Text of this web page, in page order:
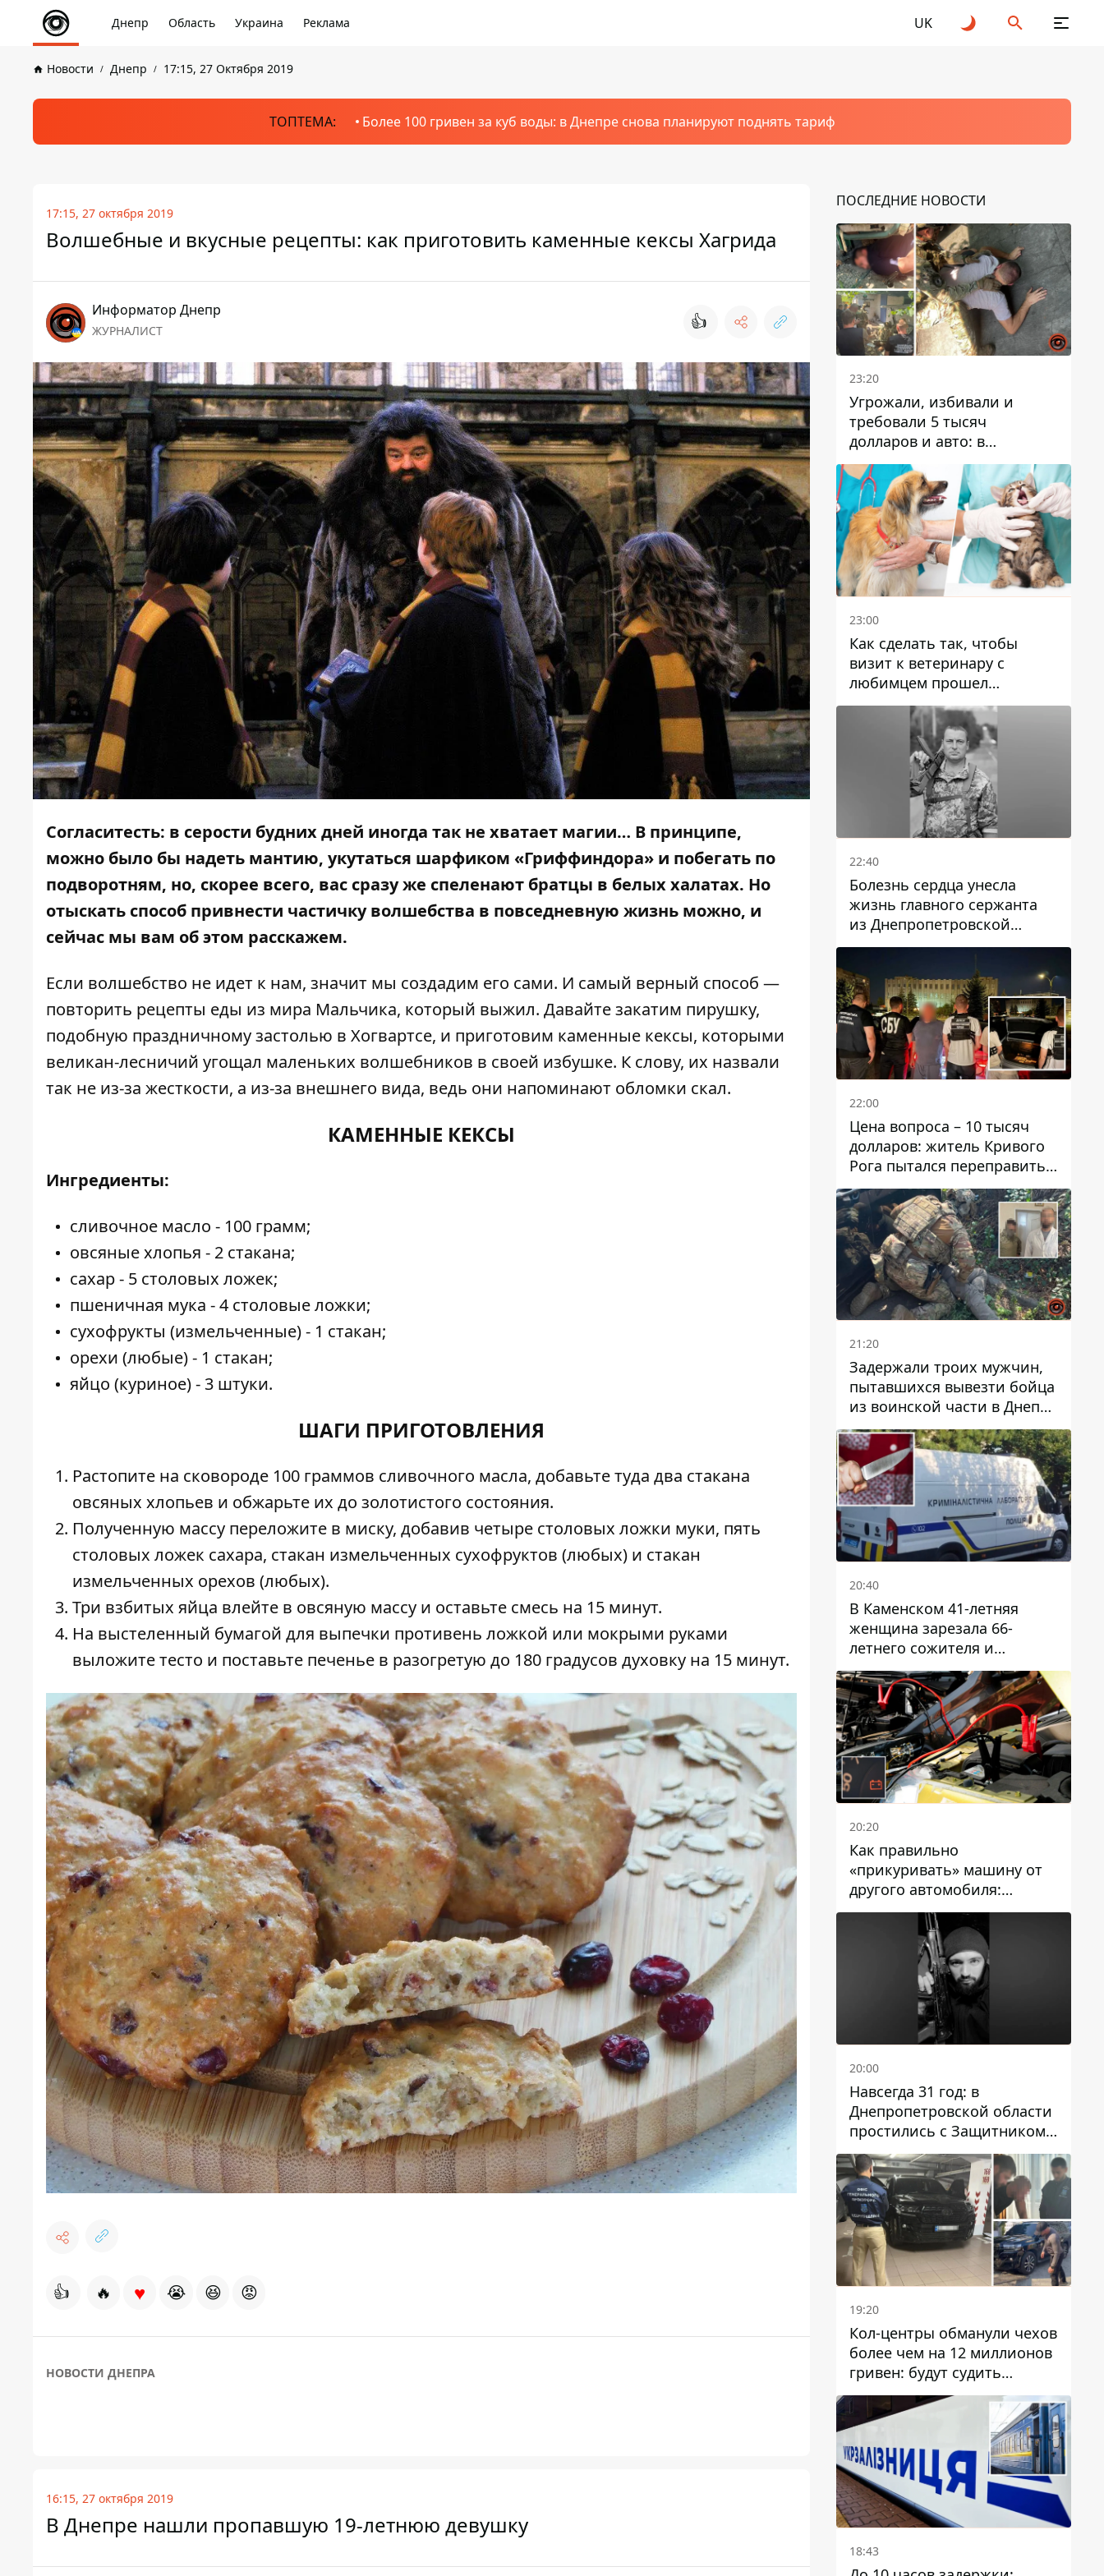
Днепр Область Украина Реклама UK
Новости Днепр 17:15, 27 Октября 2019
ТОПТЕМА: Более 100 гривен за куб воды: в Днепре снова планируют поднять тариф
17:15, 27 октября 2019
Волшебные и вкусные рецепты: как приготовить каменные кексы Хагрида
Информатор Днепр
ЖУРНАЛИСТ 👍
Согласитесть: в серости будних дней иногда так не хватает магии… В принципе,
можно было бы надеть мантию, укутаться шарфиком «Гриффиндора» и побегать по
подворотням, но, скорее всего, вас сразу же спеленают братцы в белых халатах. Но
отыскать способ привнести частичку волшебства в повседневную жизнь можно, и
сейчас мы вам об этом расскажем.
Если волшебство не идет к нам, значит мы создадим его сами. И самый верный способ —
повторить рецепты еды из мира Мальчика, который выжил. Давайте закатим пирушку,
подобную праздничному застолью в Хогвартсе, и приготовим каменные кексы, которыми
великан-лесничий угощал маленьких волшебников в своей избушке. К слову, их назвали
так не из-за жесткости, а из-за внешнего вида, ведь они напоминают обломки скал.
КАМЕННЫЕ КЕКСЫ
Ингредиенты:
сливочное масло - 100 грамм;
овсяные хлопья - 2 стакана;
сахар - 5 столовых ложек;
пшеничная мука - 4 столовые ложки;
сухофрукты (измельченные) - 1 стакан;
орехи (любые) - 1 стакан;
яйцо (куриное) - 3 штуки.
ШАГИ ПРИГОТОВЛЕНИЯ
Растопите на сковороде 100 граммов сливочного масла, добавьте туда два стакана
овсяных хлопьев и обжарьте их до золотистого состояния.
Полученную массу переложите в миску, добавив четыре столовых ложки муки, пять
столовых ложек сахара, стакан измельченных сухофруктов (любых) и стакан
измельченных орехов (любых).
Три взбитых яйца влейте в овсяную массу и оставьте смесь на 15 минут.
На выстеленный бумагой для выпечки противень ложкой или мокрыми руками
выложите тесто и поставьте печенье в разогретую до 180 градусов духовку на 15 минут.
👍 🔥 ♥ 😭 😆 😡
НОВОСТИ ДНЕПРА
16:15, 27 октября 2019
В Днепре нашли пропавшую 19-летнюю девушку
ПОСЛЕДНИЕ НОВОСТИ
23:20
Угрожали, избивали и
требовали 5 тысяч
долларов и авто: в
Павлограде задержали двух
мужчин
23:00
Как сделать так, чтобы
визит к ветеринару с
любимцем прошел
спокойно: простые советы
22:40
Болезнь сердца унесла
жизнь главного сержанта
из Днепропетровской
области Юрия Свистуна
22:00
Цена вопроса – 10 тысяч
долларов: житель Кривого
Рога пытался переправить
мужчину в Словакию
21:20
Задержали троих мужчин,
пытавшихся вывезти бойца
из воинской части в Днепр
за 7 тысяч долларов: среди
них был врач
20:40
В Каменском 41-летняя
женщина зарезала 66-
летнего сожителя и
пыталась обмануть
полицейских
20:20
Как правильно
«прикуривать» машину от
другого автомобиля:
инструкция для водителей
20:00
Навсегда 31 год: в
Днепропетровской области
простились с Защитником
Александром Репиным
19:20
Кол-центры обманули чехов
более чем на 12 миллионов
гривен: будут судить
днепрянина,
организовавшего
транснациональную
преступную организацию
18:43